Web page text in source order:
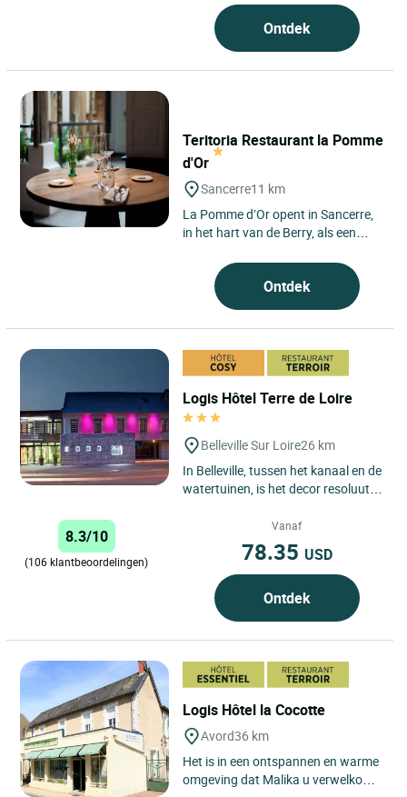
Ontdek
Teritoria Restaurant la Pomme
d'Or
Sancerre11 km
La Pomme d’Or opent in Sancerre,
in het hart van de Berry, als een
en glooiende heuvels,...
Ontdek
Logis Hôtel Terre de Loire
Belleville Sur Loire26 km
In Belleville, tussen het kanaal en de
watertuinen, is het decor resoluut
terras nodigt uit...
8.3/10
(106 klantbeoordelingen)
Vanaf
78.35 USD
Ontdek
Logis Hôtel la Cocotte
Avord36 km
Het is in een ontspannen en warme
omgeving dat Malika u verwelkomt